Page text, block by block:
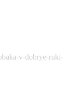
v-dobrye-ruki-